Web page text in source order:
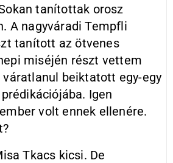
tanítottak orosz
A nagyváradi Tempfli
tanított az ötvenes
miséjén részt vettem
váratlanul beiktatott egy-egy
Igen
volt ennek ellenére.
Tkacs kicsi. De